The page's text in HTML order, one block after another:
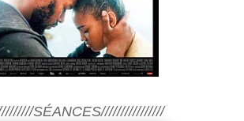
SÉANCES////////////////